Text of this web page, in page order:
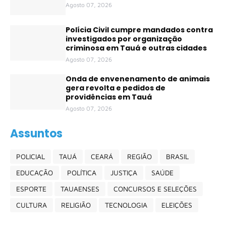
Agosto 07, 2026
Polícia Civil cumpre mandados contra
investigados por organização
criminosa em Tauá e outras cidades
Agosto 07, 2026
Onda de envenenamento de animais
gera revolta e pedidos de
providências em Tauá
Agosto 07, 2026
Assuntos
POLICIAL TAUÁ CEARÁ REGIÃO
BRASIL
EDUCAÇÃO
POLÍTICA JUSTIÇA
SAÚDE
ESPORTE
TAUAENSES
CONCURSOS E SELEÇÕES
CULTURA
RELIGIÃO TECNOLOGIA ELEIÇÕES